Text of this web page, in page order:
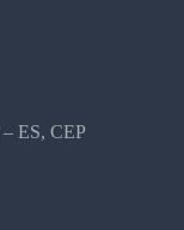
ES, CEP